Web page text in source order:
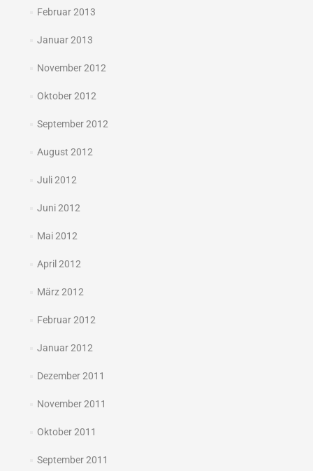
Februar 2013
Januar 2013
November 2012
Oktober 2012
September 2012
August 2012
Juli 2012
Juni 2012
Mai 2012
April 2012
März 2012
Februar 2012
Januar 2012
Dezember 2011
November 2011
Oktober 2011
September 2011